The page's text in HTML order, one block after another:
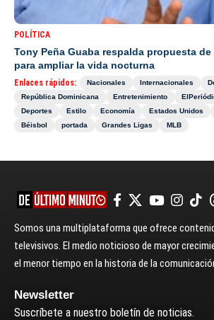
POLÍTICA
Tony Peña Guaba respalda propuesta
para ampliar la vida nocturna
Enlaces rápidos: Nacionales Internacionales
República Dominicana
Entretenimiento
Deportes
Estilo Economía Estados Unidos
Béisbol
portada Grandes Ligas MLB
Somos una multiplataforma que ofrece
televisivos. El medio noticioso de mayor
el menor tiempo en la historia de la
Newsletter
Suscríbete a nuestro boletín de noticias.